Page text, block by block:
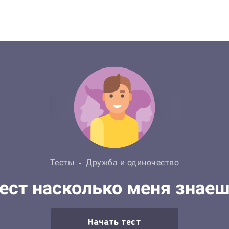
Тесты Дружба и одиночество
насколько меня
Начать тест